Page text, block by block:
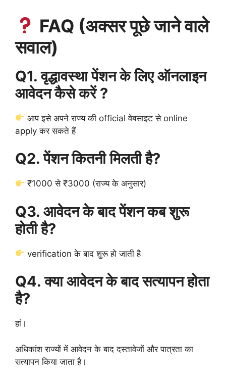
FAQ (अक्सर पूछे जाने वाले
सवाल)
Q1. वृद्धावस्था पेंशन के लिए ऑनलाइन
आवेदन कैसे करें ?
आप इसे अपने राज्य की official वेबसाइट से online
apply कर सकते हैं
Q2. पेंशन कितनी मिलती है?
₹1000 से ₹3000 (राज्य के अनुसार)
Q3. आवेदन के बाद पेंशन कब शुरू
होती है?
verification के बाद शुरू हो जाती है
Q4. क्या आवेदन के बाद सत्यापन होता
है?
हां।
अधिकांश राज्यों में आवेदन के बाद दस्तावेजों और पात्रता का
सत्यापन किया जाता है।